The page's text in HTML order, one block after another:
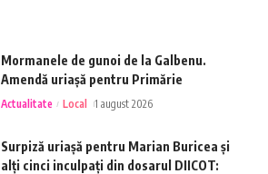
Mormanele de gunoi de la Galbenu.
Amendă uriașă pentru Primărie
Actualitate Local 1 august 2026
Surpiză uriașă pentru Marian Buricea și
alți cinci inculpați din dosarul DIICOT: